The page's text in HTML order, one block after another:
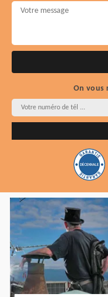
On vous